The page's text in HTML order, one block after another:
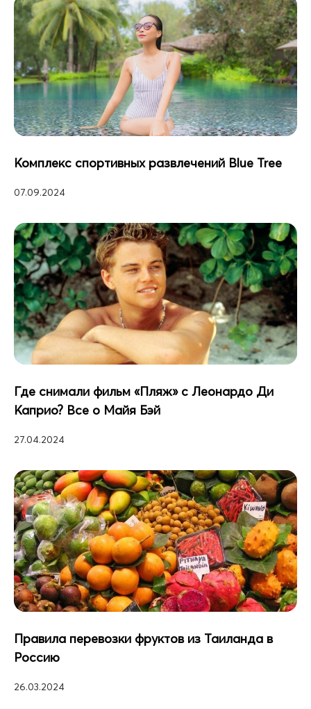
Комплекс спортивных развлечений Blue Tree
07.09.2024
Где снимали фильм «Пляж» с Леонардо Ди
Каприо? Все о Майя Бэй
27.04.2024
Правила перевозки фруктов из Таиланда в
Россию
26.03.2024